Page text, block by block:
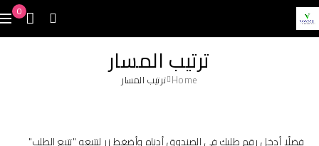
0
ترتيب المسار
Home ترتيب المسار
فضلًا أدخل رقم طلبك في الصندوق أدناه وأضغط زر لتتبعه "تتبع الطلب"